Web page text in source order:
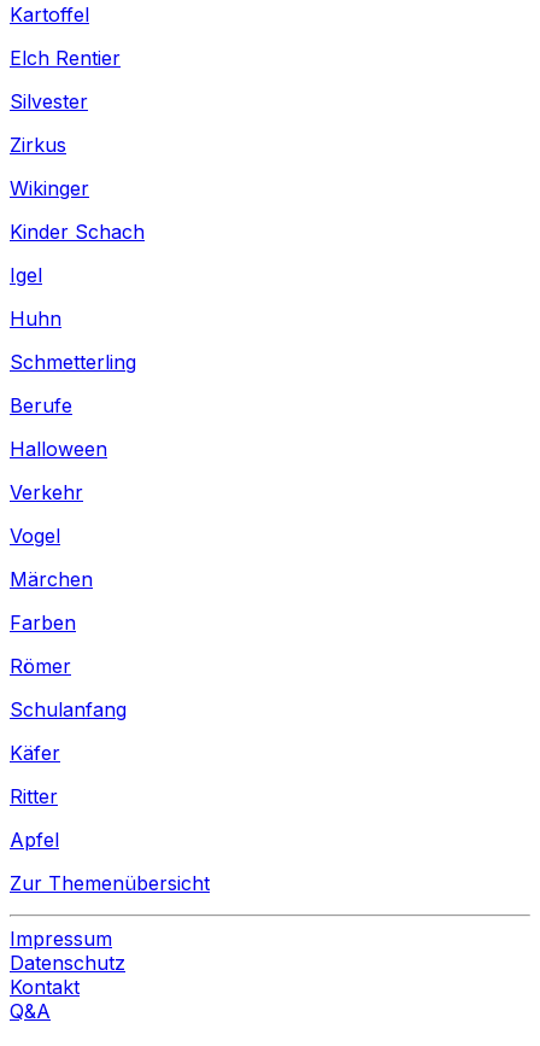
Kartoffel
Elch Rentier
Silvester
Zirkus
Wikinger
Kinder Schach
Igel
Huhn
Schmetterling
Berufe
Halloween
Verkehr
Vogel
Märchen
Farben
Römer
Schulanfang
Käfer
Ritter
Apfel
Zur Themenübersicht
Impressum
Datenschutz
Kontakt
Q&A